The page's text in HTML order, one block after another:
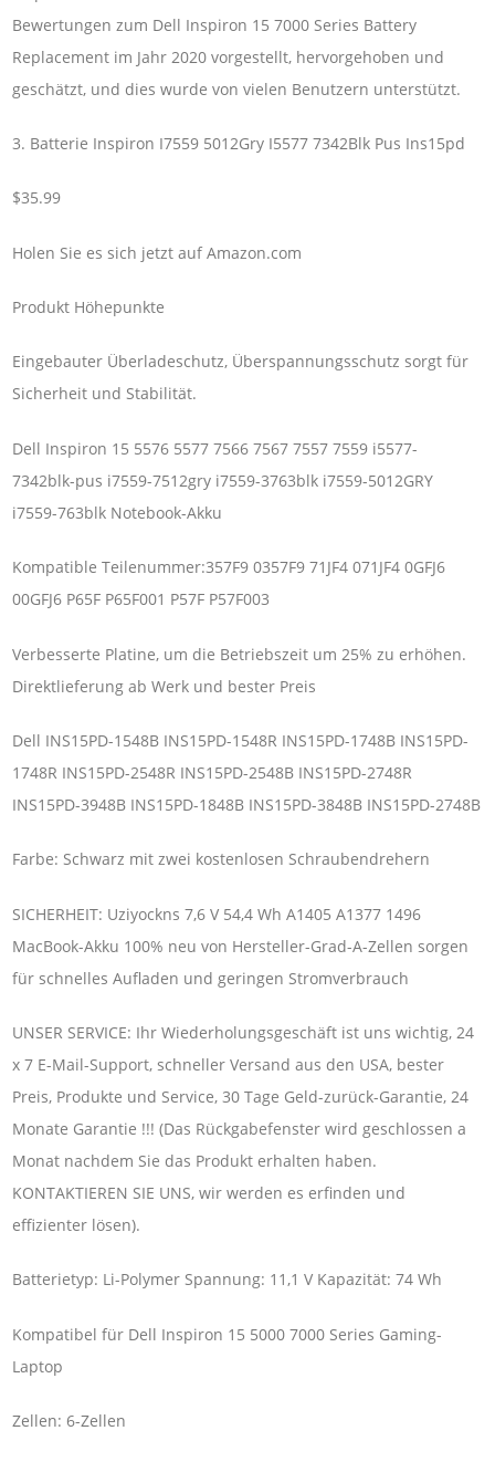
Bewertungen zum Dell Inspiron 15 7000 Series Battery
Replacement im Jahr 2020 vorgestellt, hervorgehoben und
geschätzt, und dies wurde von vielen Benutzern unterstützt.
3. Batterie Inspiron I7559 5012Gry I5577 7342Blk Pus Ins15pd
$35.99
Holen Sie es sich jetzt auf Amazon.com
Produkt Höhepunkte
Eingebauter Überladeschutz, Überspannungsschutz sorgt für
Sicherheit und Stabilität.
Dell Inspiron 15 5576 5577 7566 7567 7557 7559 i5577-
7342blk-pus i7559-7512gry i7559-3763blk i7559-5012GRY
i7559-763blk Notebook-Akku
Kompatible Teilenummer:357F9 0357F9 71JF4 071JF4 0GFJ6
00GFJ6 P65F P65F001 P57F P57F003
Verbesserte Platine, um die Betriebszeit um 25% zu erhöhen.
Direktlieferung ab Werk und bester Preis
Dell INS15PD-1548B INS15PD-1548R INS15PD-1748B INS15PD-
1748R INS15PD-2548R INS15PD-2548B INS15PD-2748R
INS15PD-3948B INS15PD-1848B INS15PD-3848B INS15PD-2748B
Farbe: Schwarz mit zwei kostenlosen Schraubendrehern
SICHERHEIT: Uziyockns 7,6 V 54,4 Wh A1405 A1377 1496
MacBook-Akku 100% neu von Hersteller-Grad-A-Zellen sorgen
für schnelles Aufladen und geringen Stromverbrauch
UNSER SERVICE: Ihr Wiederholungsgeschäft ist uns wichtig, 24
x 7 E-Mail-Support, schneller Versand aus den USA, bester
Preis, Produkte und Service, 30 Tage Geld-zurück-Garantie, 24
Monate Garantie !!! (Das Rückgabefenster wird geschlossen a
Monat nachdem Sie das Produkt erhalten haben.
KONTAKTIEREN SIE UNS, wir werden es erfinden und
effizienter lösen).
Batterietyp: Li-Polymer Spannung: 11,1 V Kapazität: 74 Wh
Kompatibel für Dell Inspiron 15 5000 7000 Series Gaming-
Laptop
Zellen: 6-Zellen